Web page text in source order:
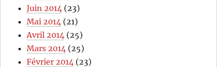
Juin 2014 (23)
Mai 2014 (21)
Avril 2014 (25)
Mars 2014 (25)
Février 2014 (23)